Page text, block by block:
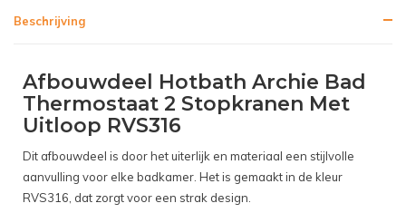
Beschrijving
Afbouwdeel Hotbath Archie Bad
Thermostaat 2 Stopkranen Met
Uitloop RVS316
Dit afbouwdeel is door het uiterlijk en materiaal een stijlvolle
aanvulling voor elke badkamer. Het is gemaakt in de kleur
RVS316, dat zorgt voor een strak design.